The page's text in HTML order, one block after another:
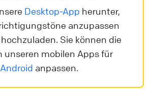
Desktop-App herunter,
anzupassen
Sie können die
unseren mobilen Apps für
Android anpassen.